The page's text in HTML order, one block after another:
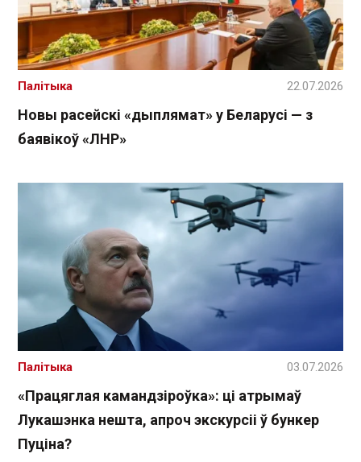
Новы расейскі «дыплямат» у Беларусі — з
баявікоў «ЛНР»
Палітыка 22.07.2026
«Працяглая камандзіроўка»: ці атрымаў
Лукашэнка нешта, апроч экскурсіі ў бункер
Пуціна?
Палітыка 03.07.2026